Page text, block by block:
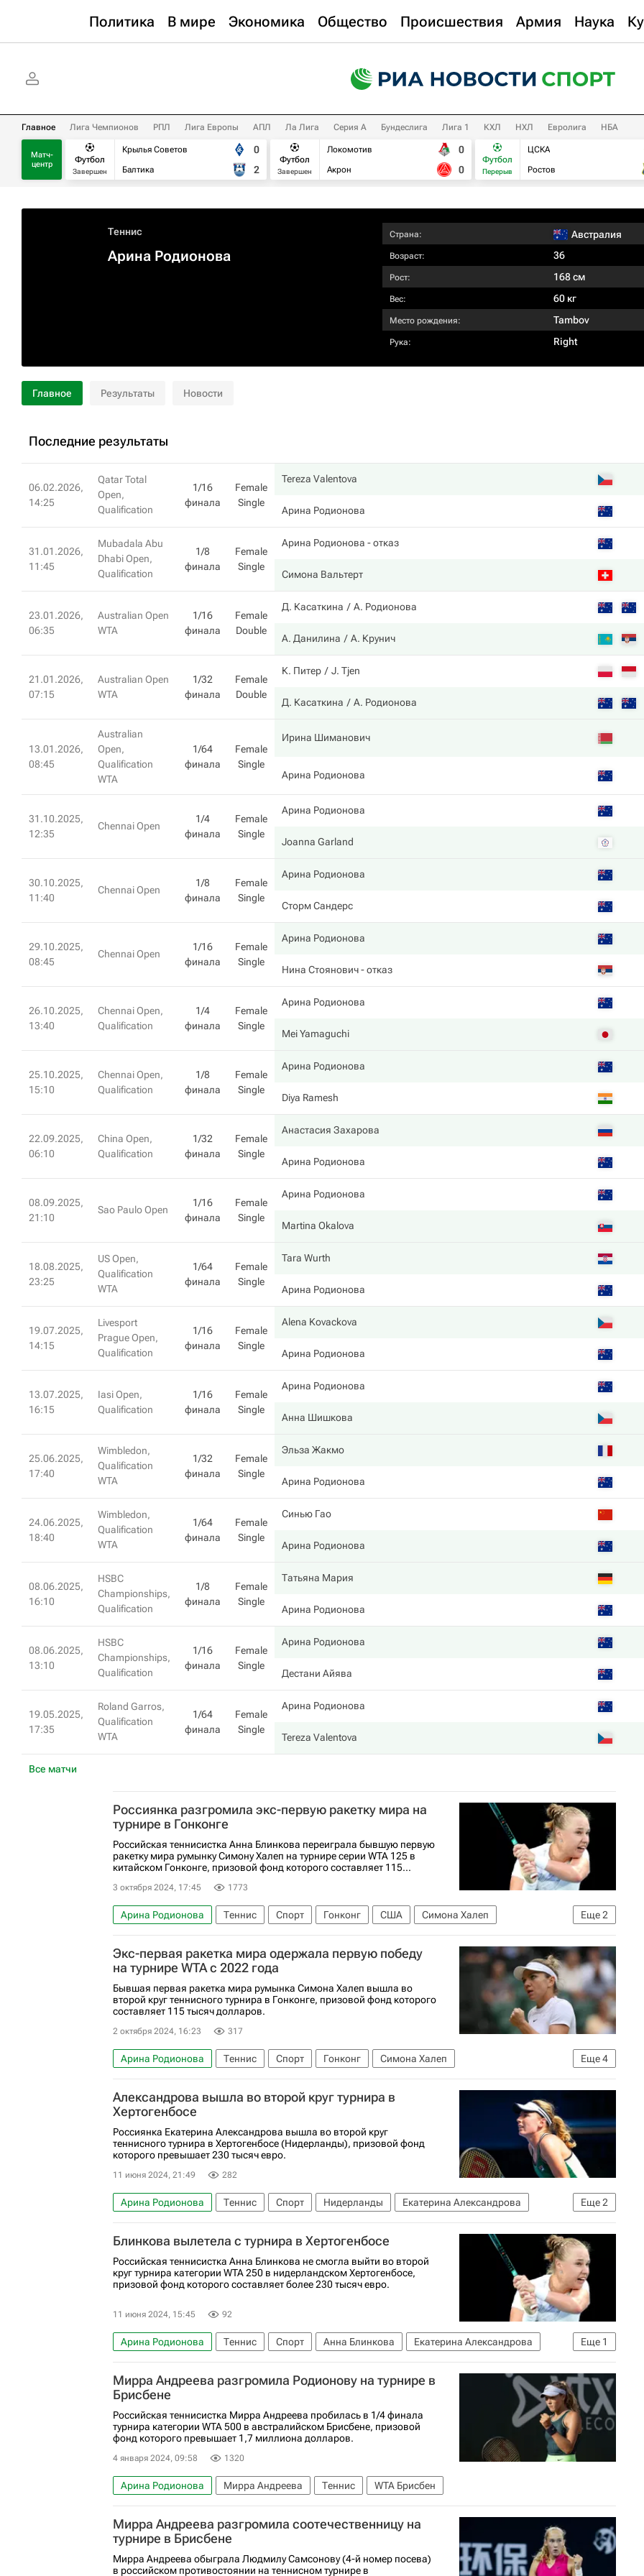
Политика В мире Экономика Общество Происшествия Армия Наука
Главное Лига Чемпионов РПЛ Лига Европы АПЛ Ла Лига Серия А Бундеслига Лига 1 КХЛ НХЛ Евролига НБА
Матч-
центр
Футбол
Завершен
Крылья Советов
Балтика
0
2
Футбол
Завершен
Локомотив
Акрон
0
0
Футбол
Перерыв
ЦСКА
Ростов
Теннис
Арина Родионова
Страна: Австралия
Возраст: 36
Рост: 168 см
Вес: 60 кг
Место рождения: Tambov
Рука: Right
Главное Результаты Новости
Последние результаты
Все матчи
06.02.2026,
14:25
Qatar Total
Open,
Qualification
1/16
финала
Female
Single
Tereza Valentova
Арина Родионова
31.01.2026,
11:45
Mubadala Abu
Dhabi Open,
Qualification
1/8
финала
Female
Single
Арина Родионова - отказ
Симона Вальтерт
23.01.2026,
06:35
Australian Open
WTA
1/16
финала
Female
Double
Д. Касаткина А. Родионова
А. Данилина А. Крунич
21.01.2026,
07:15
Australian Open
WTA
1/32
финала
Female
Double
К. Питер J. Tjen
Д. Касаткина А. Родионова
13.01.2026,
08:45
Australian
Open,
Qualification
WTA
1/64
финала
Female
Single
Ирина Шиманович
Арина Родионова
31.10.2025,
12:35
Chennai Open
1/4
финала
Female
Single
Арина Родионова
Joanna Garland
30.10.2025,
11:40
Chennai Open
1/8
финала
Female
Single
Арина Родионова
Сторм Сандерс
29.10.2025,
08:45
Chennai Open
1/16
финала
Female
Single
Арина Родионова
Нина Стоянович- отказ
26.10.2025,
13:40
Chennai Open,
Qualification
1/4
финала
Female
Single
Арина Родионова
Mei Yamaguchi
25.10.2025,
15:10
Chennai Open,
Qualification
1/8
финала
Female
Single
Арина Родионова
Diya Ramesh
22.09.2025,
06:10
China Open,
Qualification
1/32
финала
Female
Single
Анастасия Захарова
Арина Родионова
08.09.2025,
21:10
Sao Paulo Open
1/16
финала
Female
Single
Арина Родионова
Martina Okalova
18.08.2025,
23:25
US Open,
Qualification
WTA
1/64
финала
Female
Single
Tara Wurth
Арина Родионова
19.07.2025,
14:15
Livesport
Prague Open,
Qualification
1/16
финала
Female
Single
Alena Kovackova
Арина Родионова
13.07.2025,
16:15
Iasi Open,
Qualification
1/16
финала
Female
Single
Арина Родионова
Анна Шишкова
25.06.2025,
17:40
Wimbledon,
Qualification
WTA
1/32
финала
Female
Single
Эльза Жакмо
Арина Родионова
24.06.2025,
18:40
Wimbledon,
Qualification
WTA
1/64
финала
Female
Single
Синью Гао
Арина Родионова
08.06.2025,
16:10
HSBC
Championships,
Qualification
1/8
финала
Female
Single
Татьяна Мария
Арина Родионова
08.06.2025,
13:10
HSBC
Championships,
Qualification
1/16
финала
Female
Single
Арина Родионова
Дестани Айява
19.05.2025,
17:35
Roland Garros,
Qualification
WTA
1/64
финала
Female
Single
Арина Родионова
Tereza Valentova
Россиянка разгромила экс-первую ракетку мира на
турнире в Гонконге
Российская теннисистка Анна Блинкова переиграла бывшую первую
ракетку мира румынку Симону Халеп на турнире серии WTA 125 в
китайском Гонконге, призовой фонд которого составляет 115...
3 октября 2024, 17:45 1773
Еще2
Арина Родионова Теннис Спорт Гонконг США
Симона Халеп
Спортивный арбитражный суд (CAS)
Анна Блинкова
Экс-первая ракетка мира одержала первую победу
на турнире WTA с 2022 года
Бывшая первая ракетка мира румынка Симона Халеп вышла во
второй круг теннисного турнира в Гонконге, призовой фонд которого
составляет 115 тысяч долларов.
2 октября 2024, 16:23 317
Еще4
Арина Родионова Теннис Спорт Гонконг
Симона Халеп
Анастасия Потапова
Спортивный арбитражный суд (CAS) Австралия Цинциннати
Александрова вышла во второй круг турнира в
Хертогенбосе
Россиянка Екатерина Александрова вышла во второй круг
теннисного турнира в Хертогенбосе (Нидерланды), призовой фонд
которого превышает 230 тысяч евро.
11 июня 2024, 21:49 282
Еще2
Арина Родионова Теннис Спорт Нидерланды
Екатерина Александрова
Австралия
Тамбов
Блинкова вылетела с турнира в Хертогенбосе
Российская теннисистка Анна Блинкова не смогла выйти во второй
круг турнира категории WTA 250 в нидерландском Хертогенбосе,
призовой фонд которого составляет более 230 тысяч евро.
11 июня 2024, 15:45 92
Еще 1
Арина Родионова Теннис Спорт Анна Блинкова
Екатерина Александрова
Женская теннисная ассоциация (WTA)
Мирра Андреева разгромила Родионову на турнире в
Брисбене
Российская теннисистка Мирра Андреева пробилась в 1/4 финала
турнира категории WTA 500 в австралийском Брисбене, призовой
фонд которого превышает 1,7 миллиона долларов.
4 января 2024, 09:58 1320
Арина Родионова Мирра Андреева Теннис WTA Брисбен
Мирра Андреева разгромила соотечественницу на
турнире в Брисбене
Мирра Андреева обыграла Людмилу Самсонову (4-й номер посева)
в российском противостоянии на теннисном турнире в